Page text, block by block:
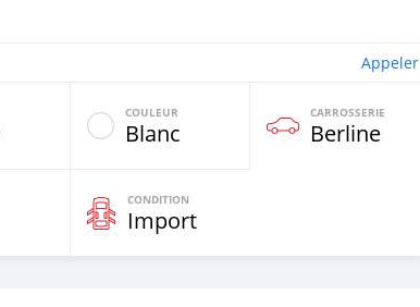
Appeler
COULEUR
Blanc
CARROSSERIE
Berline
CONDITION
Import